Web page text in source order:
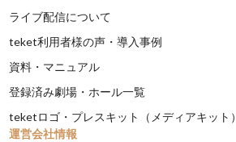
ライブ配信について
teket利用者様の声・導入事例
資料・マニュアル
登録済み劇場・ホール一覧
teketロゴ・プレスキット（メディアキット）
運営会社情報